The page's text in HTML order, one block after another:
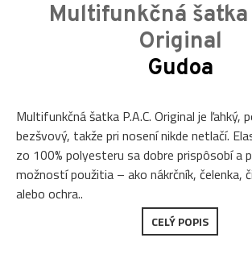
Multifunkčná šatka
Original
Gudoa
Multifunkčná šatka P.A.C. Original je ľahký,
bezšvový, takže pri nosení nikde netlačí.
zo 100% polyesteru sa dobre prispôsobí a
možností použitia – ako nákrčník, čelenka,
alebo ochra..
CELÝ POPIS